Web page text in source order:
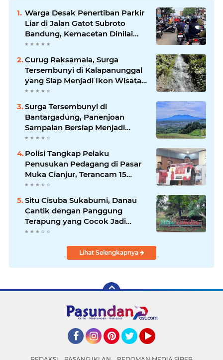
Warga Desak Penertiban Parkir
Liar di Jalan Gatot Subroto
Bandung, Kemacetan Dinilai
Makin Mengkhawatirkan
Curug Raksamala, Surga
Tersembunyi di Kalapanunggal
yang Siap Menjadi Ikon Wisata
Alam Baru Kabupaten
Surga Tersembunyi di
Bantargadung, Panenjoan
Sampalan Bersiap Menjadi
Destinasi Desa Wisata Baru
Sukabumi
Polisi Tangkap Pelaku
Penusukan Pedagang di Pasar
Muka Cianjur, Terancam 15
Tahun Penjara
Situ Cisuba Sukabumi, Danau
Cantik dengan Panggung
Terapung yang Cocok Jadi
Destinasi Libur Akhir Pekan
Lihat Selengkapnya